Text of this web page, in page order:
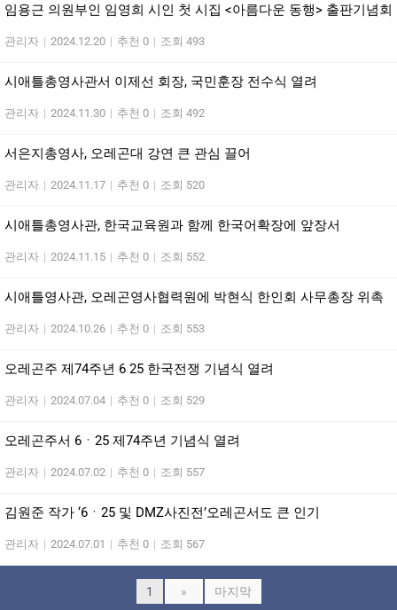
임용근 의원부인 임영희 시인 첫 시집 <아름다운 동행> 출판기념회
관리자 | 2024.12.20 | 추천 0 | 조회 493
시애틀총영사관서 이제선 회장, 국민훈장 전수식 열려
관리자 | 2024.11.30 | 추천 0 | 조회 492
서은지총영사, 오레곤대 강연 큰 관심 끌어
관리자 | 2024.11.17 | 추천 0 | 조회 520
시애틀총영사관, 한국교육원과 함께 한국어확장에 앞장서
관리자 | 2024.11.15 | 추천 0 | 조회 552
시애틀영사관, 오레곤영사협력원에 박현식 한인회 사무총장 위촉
관리자 | 2024.10.26 | 추천 0 | 조회 553
오레곤주 제74주년 6 25 한국전쟁 기념식 열려
관리자 | 2024.07.04 | 추천 0 | 조회 529
오레곤주서 6ㆍ25 제74주년 기념식 열려
관리자 | 2024.07.02 | 추천 0 | 조회 557
김원준 작가 ‘6ㆍ25 및 DMZ사진전’오레곤서도 큰 인기
관리자 | 2024.07.01 | 추천 0 | 조회 567
1 » 마지막